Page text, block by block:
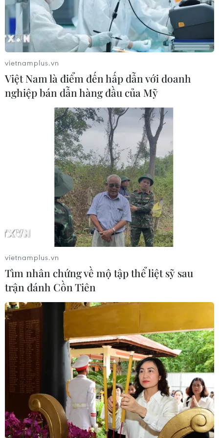
TIN CÙNG CHUYÊN MỤC
vietnamplus.vn
Việt Nam là điểm đến hấp dẫn với doanh
nghiệp bán dẫn hàng đầu của Mỹ
vietnamplus.vn
Tìm nhân chứng về mộ tập thể liệt sỹ sau
trận đánh Cồn Tiên